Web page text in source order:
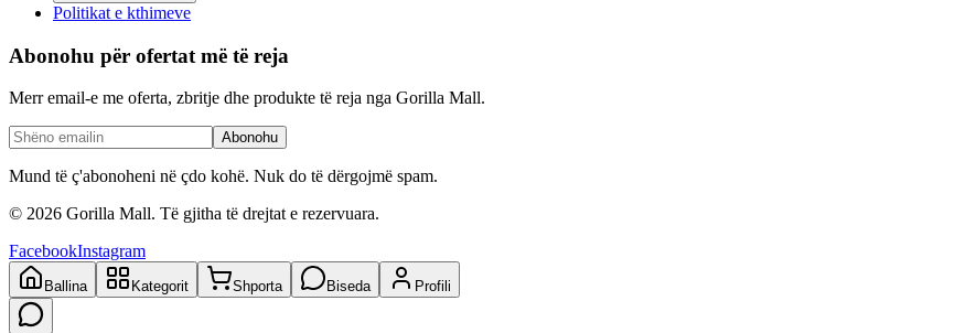
Politikat e kthimeve
Abonohu për ofertat më të reja
Merr email-e me oferta, zbritje dhe produkte të reja nga Gorilla Mall.
Abonohu
Mund të ç'abonoheni në çdo kohë. Nuk do të dërgojmë spam.
© 2026 Gorilla Mall. Të gjitha të drejtat e rezervuara.
FacebookInstagram
Ballina Kategorit Shporta Biseda Profili